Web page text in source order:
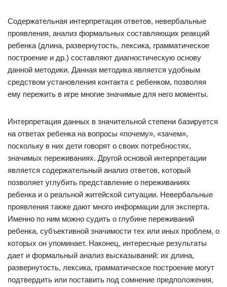
Содержательная интерпретация ответов, невербальные
проявления, анализ формальных составляющих реакций
ребенка (длина, развернутость, лексика, грамматическое
построение и др.) составляют диагностическую основу
данной методики. Данная методика является удобным
средством установления контакта с ребенком, позволяя
ему пережить в игре многие значимые для него моменты.
Интерпретация данных в значительной степени базируется
на ответах ребенка на вопросы «почему», «зачем»,
поскольку в них дети говорят о своих потребностях,
значимых переживаниях. Другой основой интерпретации
является содержательный анализ ответов, который
позволяет углубить представление о переживаниях
ребенка и о реальной житейской ситуации. Невербальные
проявления также дают много информации для эксперта.
Именно по ним можно судить о глубине переживаний
ребенка, субъективной значимости тех или иных проблем, о
которых он упоминает. Наконец, интересные результаты
дает и формальный анализ высказываний: их длина,
развернутость, лексика, грамматическое построение могут
подтвердить или поставить под сомнение предположения,